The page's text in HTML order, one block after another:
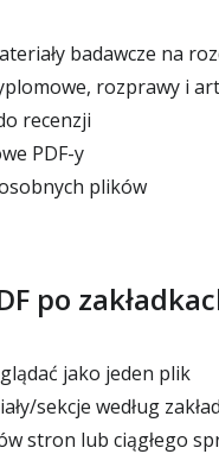
badawcze na
rozprawy i
recenzji
PDF-y
plików
po
jako jeden plik
sekcje według
stron lub ciągłego